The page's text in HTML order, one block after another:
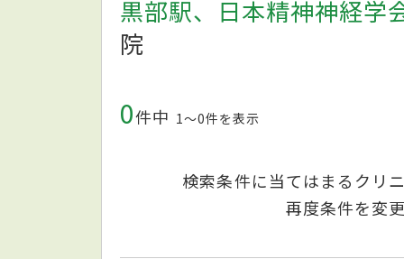
黒部駅、日本精神神経学
院
0件中 1〜0件を表示
検索条件に当てはまるクリ
再度条件を変